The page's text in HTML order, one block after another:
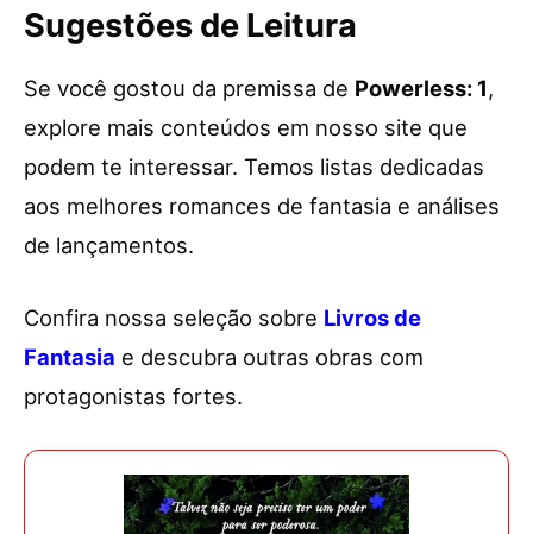
Sugestões de Leitura
Se você gostou da premissa de Powerless: 1,
explore mais conteúdos em nosso site que
podem te interessar. Temos listas dedicadas
aos melhores romances de fantasia e análises
de lançamentos.
Confira nossa seleção sobre Livros de
Fantasia e descubra outras obras com
protagonistas fortes.